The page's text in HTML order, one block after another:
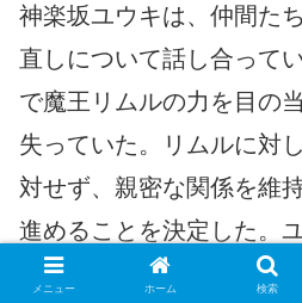
神楽坂ユウキは、仲間た
直しについて話し合って
で魔王リムルの力を目の
失っていた。リムルに対
対せず、親密な関係を維
進めることを決定した。
リムルは確固たる証拠を
メニュー ホーム 検索